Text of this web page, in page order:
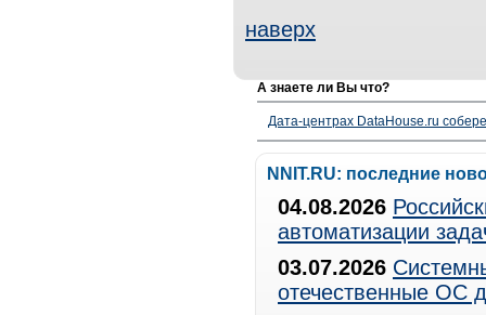
наверх
А знаете ли Вы что?
Дата-центрах DataHouse.ru
NNIT.RU: последние
04.08.2026
автоматизации
03.07.2026
отечественные ОС